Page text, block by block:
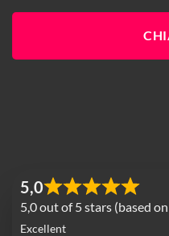
5,0
5,0 out of 5 stars (based
Excellent